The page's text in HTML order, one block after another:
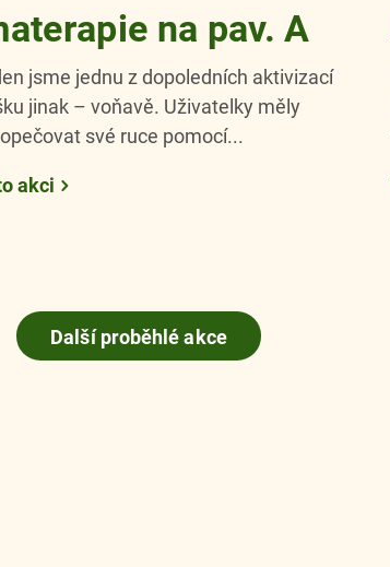
na pav. A
jsme jednu z dopoledních aktivizací
jinak – voňavě. Uživatelky měly
své ruce pomocí...
akci
Další proběhlé akce